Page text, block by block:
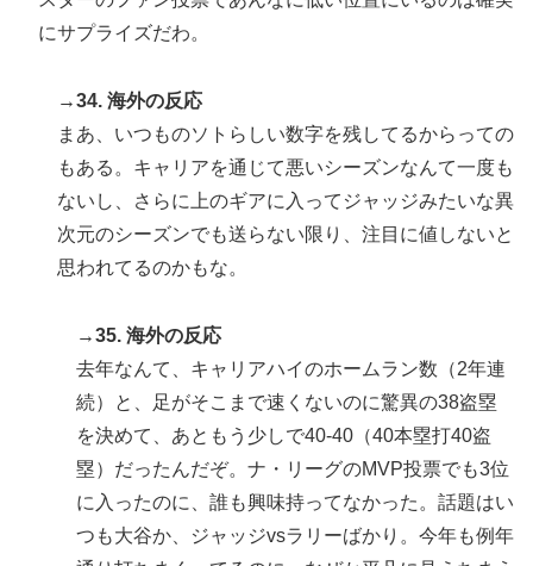
にサプライズだわ。
→34. 海外の反応
まあ、いつものソトらしい数字を残してるからっての
もある。キャリアを通じて悪いシーズンなんて一度も
ないし、さらに上のギアに入ってジャッジみたいな異
次元のシーズンでも送らない限り、注目に値しないと
思われてるのかもな。
→35. 海外の反応
去年なんて、キャリアハイのホームラン数（2年連
続）と、足がそこまで速くないのに驚異の38盗塁
を決めて、あともう少しで40-40（40本塁打40盗
塁）だったんだぞ。ナ・リーグのMVP投票でも3位
に入ったのに、誰も興味持ってなかった。話題はい
つも大谷か、ジャッジvsラリーばかり。今年も例年